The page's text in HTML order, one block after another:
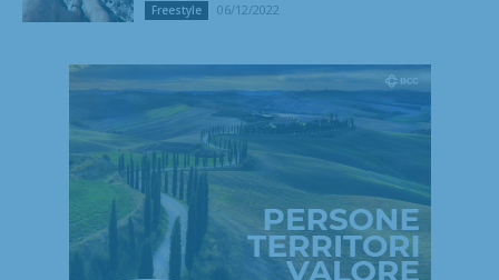
Freestyle 06/12/2022